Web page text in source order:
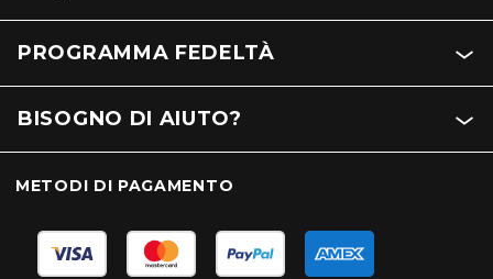
PROGRAMMA FEDELTÀ
BISOGNO DI AIUTO?
METODI DI PAGAMENTO